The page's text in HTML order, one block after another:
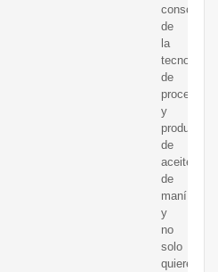
consciente
de
la
tecnología
de
y
producción
de
aceite
de
maní
y
no
solo
quiere